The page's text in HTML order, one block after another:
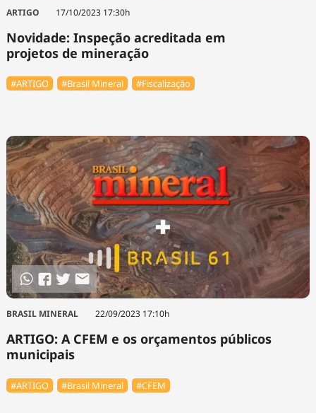
Cinema
Infraestrutura
ARTIGO 17/10/2023 17:30h
Novidade: Inspeção acreditada em
projetos de mineração
#ARTIGO #Brasil Mineral #Fiscalização
BRASIL MINERAL 22/09/2023 17:10h
ARTIGO: A CFEM e os orçamentos públicos
municipais
#ARTIGO #Brasil Mineral #CFEM